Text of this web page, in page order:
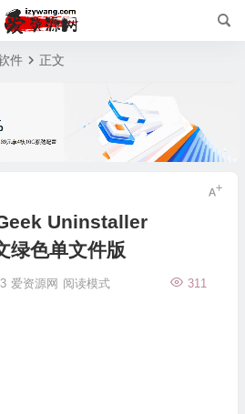
件 正文
Uninstaller
绿色单文件版
爱资源网 311
阅读模式